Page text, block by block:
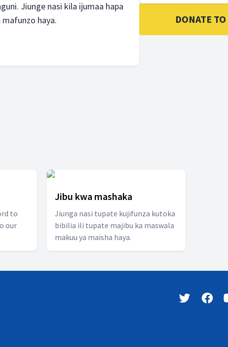
Jiunge nasi kila ijumaa hapa
haya.
DONATE
to
our
Jibu kwa mashaka
Jiunga nasi tupate kujifunza kutoka
bibilia ili tupate majibu ka maswala
makuu ya maisha haya.